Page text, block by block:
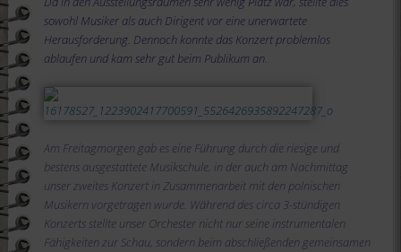
sowohl Musiker als auch Dirigent vor eine unerwartete
Herausforderung. Dennoch konnte das Konzert problemlos
ablaufen und kam sehr gut beim Publikum an.
Am Freitagmorgen gab es eine Führung durch die riesige und
bestens ausgestattete Musikschule, in der auch am Nachmittag
unser zweites Konzert in Zusammenarbeit mit den polnischen
Musikern vorgetragen wurde. Während des circa 3-stündigen
Konzerts stellte unser Orchester nicht nur seine instrumentalen
Fähigkeiten zur Schau, sondern beim abschließenden gemeinsamen